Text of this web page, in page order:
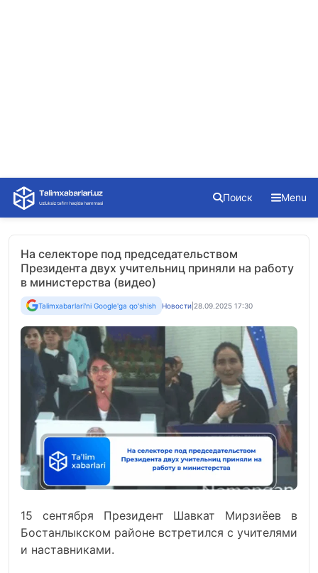
Skip
content
Поиск Menu
На селекторе под председательством
Президента двух учительниц приняли на работу
в министерства (видео)
Talimxabarlari'ni Google'ga qo'shish Новости 28.09.2025 17:30
15 сентября Президент Шавкат Мирзиёев в
Бостанлыкском районе встретился с учителями
и наставниками.